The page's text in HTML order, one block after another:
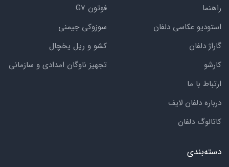
راهنما
استودیو عکاسی دلفان
گاراژ دلفان
کارشو
ارتباط با ما
درباره دلفان لایف
کاتالوگ دلفان
فوتون G7
سوزوکی جیمنی
کشو و ریل یخچال
تجهیز ناوگان امدادی و سازمانی
دسته‌بندی